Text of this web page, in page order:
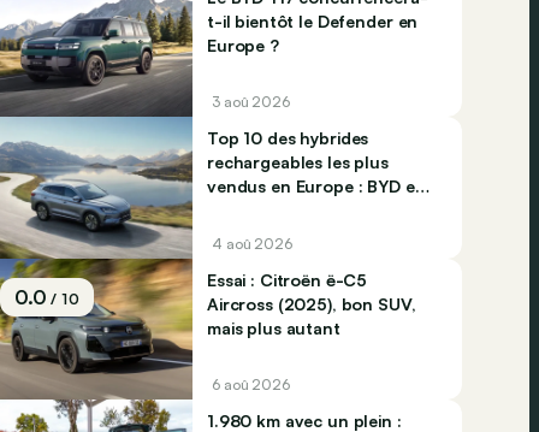
t-il bientôt le Defender en
Europe ?
3 aoû 2026
Top 10 des hybrides
rechargeables les plus
vendus en Europe : BYD et
4 aoû 2026
0.0/ 10
Essai : Citroën ë-C5
Aircross (2025), bon SUV,
mais plus autant
6 aoû 2026
1.980 km avec un plein :